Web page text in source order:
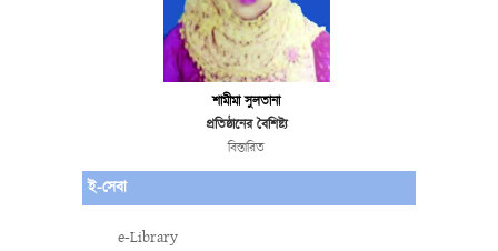
শামীমা সুলতানা
প্রতিষ্ঠানের বৈশিষ্ট্য
বিস্তারিত
ই-সেবা
e-Library